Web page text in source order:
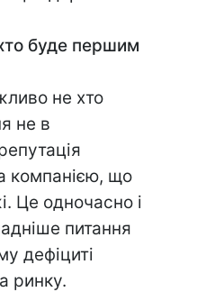
буде першим
не хто
не в
компанією, що
Це одночасно і
питання
дефіциті
ринку.